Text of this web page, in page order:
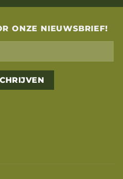
ONZE NIEUWSBRIEF!